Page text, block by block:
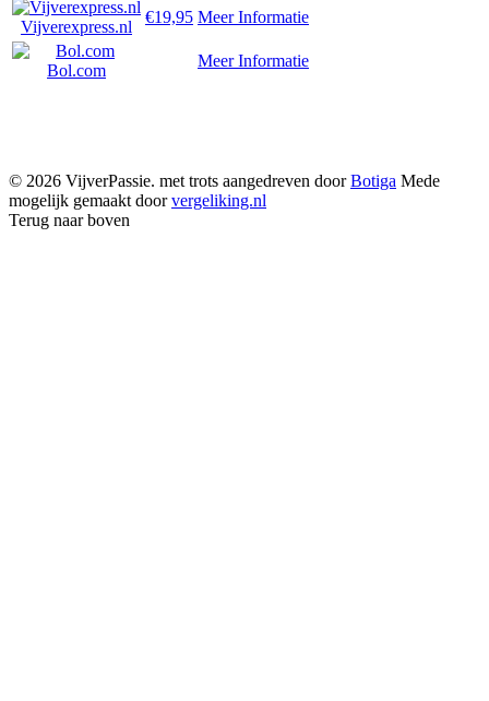
Vijverexpress.nl
€19,95 Meer Informatie
Bol.com
Meer Informatie
© 2026 VijverPassie. met trots aangedreven doorBotiga Mede
mogelijk gemaakt doorvergeliking.nl
Terug naar boven